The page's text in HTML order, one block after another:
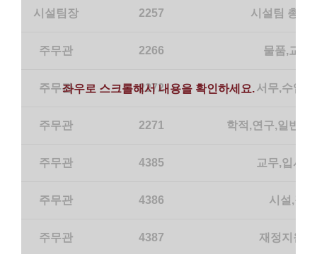
좌우로 스크롤해서 내용을 확인하세요.
시설팀장 2257 시설팀 총괄,
주무관 2266 물품,교연
주무관 2272 서무,수업,
주무관 2271 학적,연구,일반/
주무관 4385 교무,입시,
주무관 4386 시설,장학
주무관 4387 재정지원